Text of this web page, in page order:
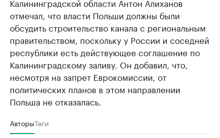
Калининградской области Антон Алиханов
отмечал, что власти Польши должны были
обсудить строительство канала с региональным
правительством, поскольку у России и соседней
республики есть действующее соглашение по
Калининградскому заливу. Он добавил, что,
несмотря на запрет Еврокомиссии, от
политических планов в этом направлении
Польша не отказалась.
АвторыТеги